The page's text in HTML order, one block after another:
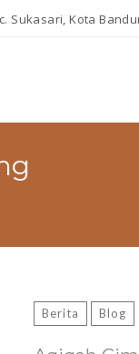
Sukasari, Kota
Berita Blog